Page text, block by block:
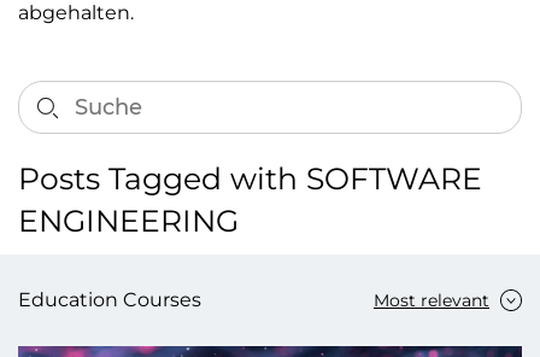
abgehalten.
Posts Tagged with SOFTWARE
ENGINEERING
Education Courses Most relevant